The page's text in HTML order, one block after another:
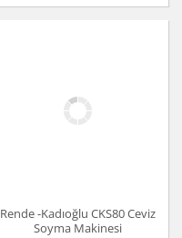
Rende -Kadıoğlu CKS80 Ceviz
Soyma Makinesi